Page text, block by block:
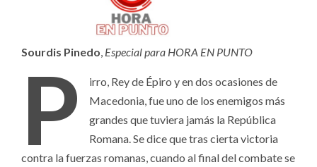
Sourdis Pinedo, Especial para HORA EN PUNTO
P
irro, Rey de Épiro y en dos ocasiones de
Macedonia, fue uno de los enemigos más
grandes que tuviera jamás la República
Romana. Se dice que tras cierta victoria
contra la fuerzas romanas, cuando al final del combate se